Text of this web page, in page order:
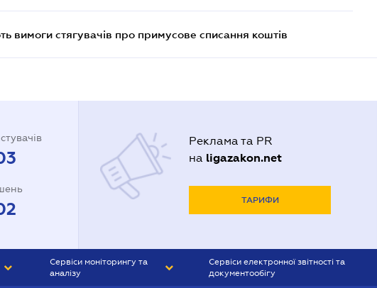
вимоги стягувачів про примусове списання коштів
Реклама та PR
на ligazakon.net
ТАРИФИ
Сервіси моніторингу та
аналізу
Сервіси електронної звітності та
документообігу